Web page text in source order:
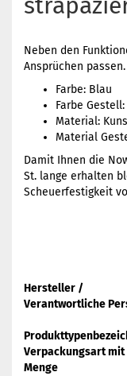
Neben den
Ansprüchen
Farbe: Blau
Farbe
Material:
Material
Damit Ihnen die
St. lange erhalten
Scheuerfestigkeit
Hersteller /
Verantwortliche
Verpackungsart mit
Menge